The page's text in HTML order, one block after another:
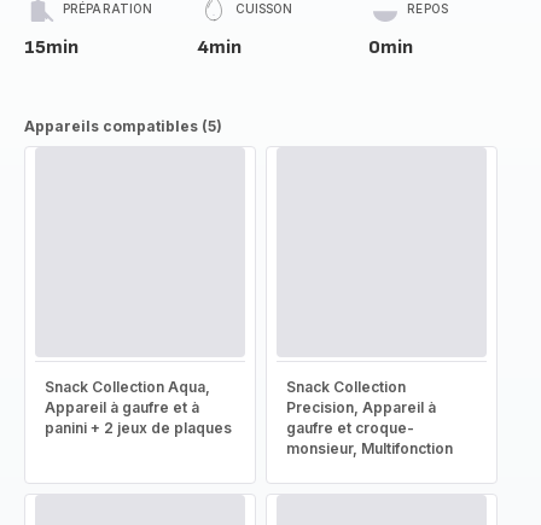
PRÉPARATION
15min
CUISSON
4min
REPOS
0min
Appareils compatibles (5)
Snack Collection Aqua,
Appareil à gaufre et à
panini + 2 jeux de plaques
Snack Collection
Precision, Appareil à
gaufre et croque-
monsieur, Multifonction